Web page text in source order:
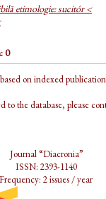
etimologie: sucitór <
0
on indexed
to the database, please
Journal “Diacronia”
ISSN: 2393-1140
Frequency: 2 issues / year